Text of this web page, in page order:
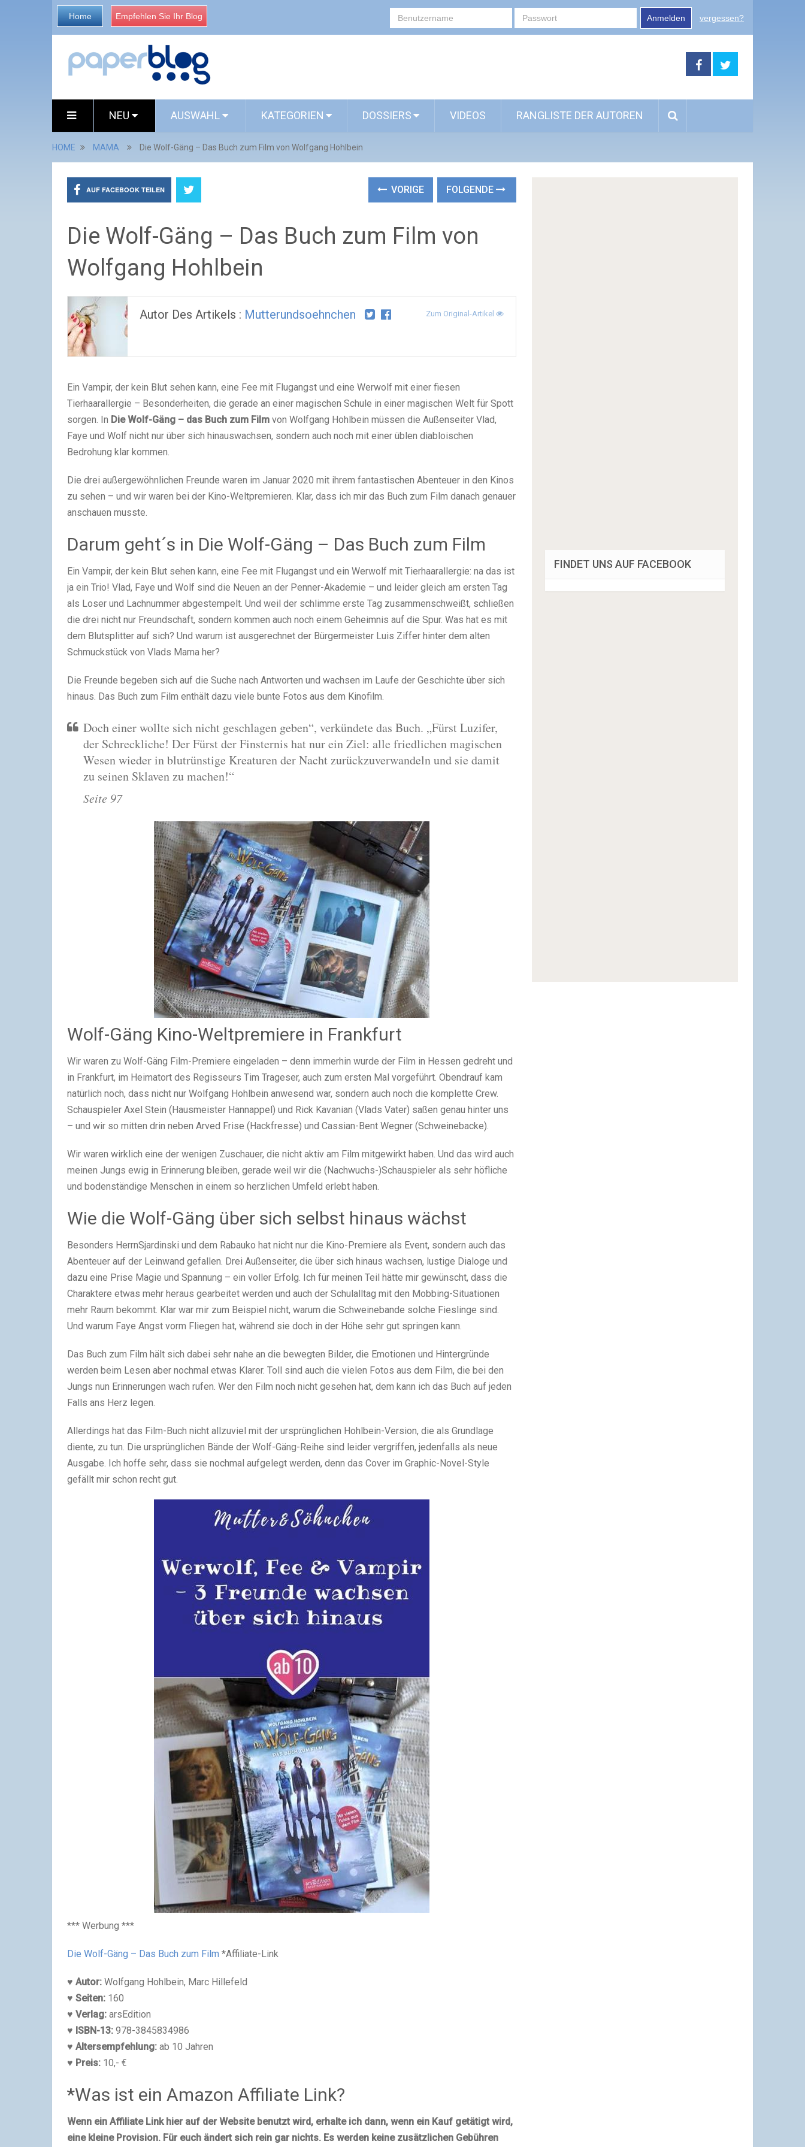
Home Empfehlen Sie Ihr Blog Anmelden vergessen?
NEU AUSWAHL KATEGORIEN DOSSIERS VIDEOS RANGLISTE DER AUTOREN
HOME MAMA Die Wolf-Gäng – Das Buch zum Film von Wolfgang Hohlbein
AUF FACEBOOK TEILEN VORIGE FOLGENDE
Die Wolf-Gäng – Das Buch zum Film von
Wolfgang Hohlbein
Autor Des Artikels : Mutterundsoehnchen Zum Original-Artikel
Ein Vampir, der kein Blut sehen kann, eine Fee mit Flugangst und eine Werwolf mit einer fiesen
Tierhaarallergie – Besonderheiten, die gerade an einer magischen Schule in einer magischen Welt für Spott
sorgen. In Die Wolf-Gäng – das Buch zum Film von Wolfgang Hohlbein müssen die Außenseiter Vlad,
Faye und Wolf nicht nur über sich hinauswachsen, sondern auch noch mit einer üblen diabloischen
Bedrohung klar kommen.
Die drei außergewöhnlichen Freunde waren im Januar 2020 mit ihrem fantastischen Abenteuer in den Kinos
zu sehen – und wir waren bei der Kino-Weltpremieren. Klar, dass ich mir das Buch zum Film danach genauer
anschauen musste.
Darum geht´s in Die Wolf-Gäng – Das Buch zum Film
Ein Vampir, der kein Blut sehen kann, eine Fee mit Flugangst und ein Werwolf mit Tierhaarallergie: na das ist
ja ein Trio! Vlad, Faye und Wolf sind die Neuen an der Penner-Akademie – und leider gleich am ersten Tag
als Loser und Lachnummer abgestempelt. Und weil der schlimme erste Tag zusammenschweißt, schließen
die drei nicht nur Freundschaft, sondern kommen auch noch einem Geheimnis auf die Spur. Was hat es mit
dem Blutsplitter auf sich? Und warum ist ausgerechnet der Bürgermeister Luis Ziffer hinter dem alten
Schmuckstück von Vlads Mama her?
Die Freunde begeben sich auf die Suche nach Antworten und wachsen im Laufe der Geschichte über sich
hinaus. Das Buch zum Film enthält dazu viele bunte Fotos aus dem Kinofilm.
Doch einer wollte sich nicht geschlagen geben“, verkündete das Buch. „Fürst Luzifer,
der Schreckliche! Der Fürst der Finsternis hat nur ein Ziel: alle friedlichen magischen
Wesen wieder in blutrünstige Kreaturen der Nacht zurückzuverwandeln und sie damit
zu seinen Sklaven zu machen!“
Seite 97
Wolf-Gäng Kino-Weltpremiere in Frankfurt
Wir waren zu Wolf-Gäng Film-Premiere eingeladen – denn immerhin wurde der Film in Hessen gedreht und
in Frankfurt, im Heimatort des Regisseurs Tim Trageser, auch zum ersten Mal vorgeführt. Obendrauf kam
natürlich noch, dass nicht nur Wolfgang Hohlbein anwesend war, sondern auch noch die komplette Crew.
Schauspieler Axel Stein (Hausmeister Hannappel) und Rick Kavanian (Vlads Vater) saßen genau hinter uns
– und wir so mitten drin neben Arved Frise (Hackfresse) und Cassian-Bent Wegner (Schweinebacke).
Wir waren wirklich eine der wenigen Zuschauer, die nicht aktiv am Film mitgewirkt haben. Und das wird auch
meinen Jungs ewig in Erinnerung bleiben, gerade weil wir die (Nachwuchs-)Schauspieler als sehr höfliche
und bodenständige Menschen in einem so herzlichen Umfeld erlebt haben.
Wie die Wolf-Gäng über sich selbst hinaus wächst
Besonders HerrnSjardinski und dem Rabauko hat nicht nur die Kino-Premiere als Event, sondern auch das
Abenteuer auf der Leinwand gefallen. Drei Außenseiter, die über sich hinaus wachsen, lustige Dialoge und
dazu eine Prise Magie und Spannung – ein voller Erfolg. Ich für meinen Teil hätte mir gewünscht, dass die
Charaktere etwas mehr heraus gearbeitet werden und auch der Schulalltag mit den Mobbing-Situationen
mehr Raum bekommt. Klar war mir zum Beispiel nicht, warum die Schweinebande solche Fieslinge sind.
Und warum Faye Angst vorm Fliegen hat, während sie doch in der Höhe sehr gut springen kann.
Das Buch zum Film hält sich dabei sehr nahe an die bewegten Bilder, die Emotionen und Hintergründe
werden beim Lesen aber nochmal etwas Klarer. Toll sind auch die vielen Fotos aus dem Film, die bei den
Jungs nun Erinnerungen wach rufen. Wer den Film noch nicht gesehen hat, dem kann ich das Buch auf jeden
Falls ans Herz legen.
Allerdings hat das Film-Buch nicht allzuviel mit der ursprünglichen Hohlbein-Version, die als Grundlage
diente, zu tun. Die ursprünglichen Bände der Wolf-Gäng-Reihe sind leider vergriffen, jedenfalls als neue
Ausgabe. Ich hoffe sehr, dass sie nochmal aufgelegt werden, denn das Cover im Graphic-Novel-Style
gefällt mir schon recht gut.
*** Werbung ***
Die Wolf-Gäng – Das Buch zum Film *Affiliate-Link
♥ Autor: Wolfgang Hohlbein, Marc Hillefeld
♥ Seiten: 160
♥ Verlag: arsEdition
♥ ISBN-13: 978-3845834986
♥ Altersempfehlung: ab 10 Jahren
♥ Preis: 10,- €
*Was ist ein Amazon Affiliate Link?
Wenn ein Affiliate Link hier auf der Website benutzt wird, erhalte ich dann, wenn ein Kauf getätigt wird,
eine kleine Provision. Für euch ändert sich rein gar nichts. Es werden keine zusätzlichen Gebühren
FINDET UNS AUF FACEBOOK